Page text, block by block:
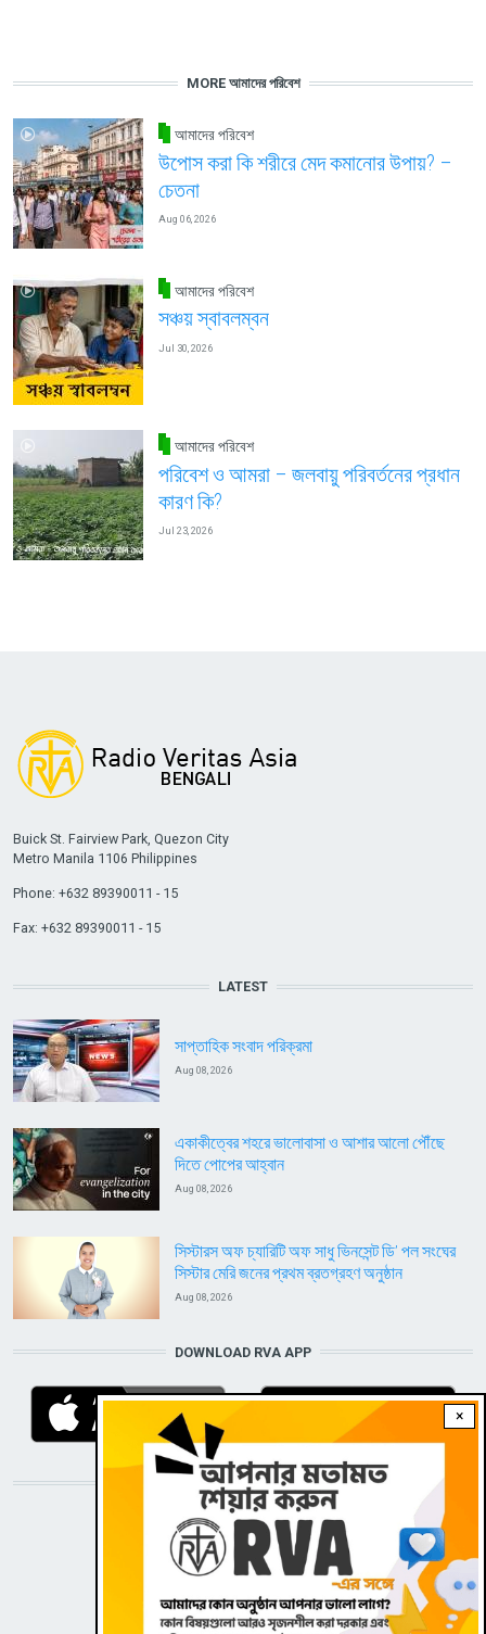
MORE আমাদের পরিবেশ
আমাদের পরিবেশ
উপোস করা কি শরীরে মেদ কমানোর উপায়? –
চেতনা
Aug 06, 2026
আমাদের পরিবেশ
সঞ্চয় স্বাবলম্বন
Jul 30, 2026
আমাদের পরিবেশ
পরিবেশ ও আমরা – জলবায়ু পরিবর্তনের প্রধান
কারণ কি?
Jul 23, 2026
×
Buick St. Fairview Park, Quezon City
Metro Manila 1106 Philippines
Phone: +632 89390011 - 15
Fax: +632 89390011 - 15
LATEST
সাপ্তাহিক সংবাদ পরিক্রমা
Aug 08, 2026
একাকীত্বের শহরে ভালোবাসা ও আশার আলো পৌঁছে
দিতে পোপের আহ্বান
Aug 08, 2026
সিস্টারস অফ চ্যারিটি অফ সাধু ভিনসেন্ট ডি’ পল সংঘের
সিস্টার মেরি জনের প্রথম ব্রতগ্রহণ অনুষ্ঠান
Aug 08, 2026
DOWNLOAD RVA APP
STAY CONNECTED WITH US!